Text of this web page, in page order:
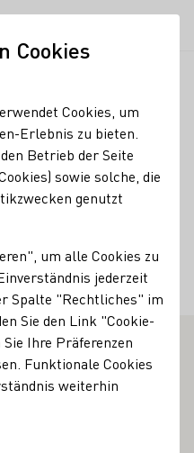
16 Nahe
Cookies
Cookies, um
Erlebnis zu bieten.
Betrieb der Seite
sowie solche, die
genutzt
um alle Cookies zu
jederzeit
Spalte "Rechtliches" im
Sie den Link "Cookie-
Ihre Präferenzen
Funktionale Cookies
weiterhin